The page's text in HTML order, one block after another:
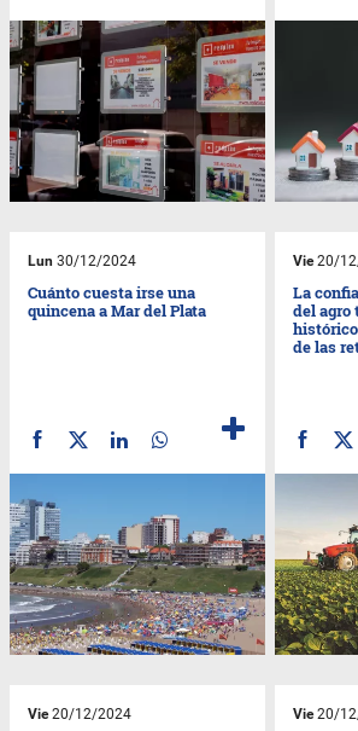
Lun 30/12/2024
Cuánto cuesta irse una
quincena a Mar del Plata
Vie20/
La
del agro
de las
Vie20/12/2024 Vie20/